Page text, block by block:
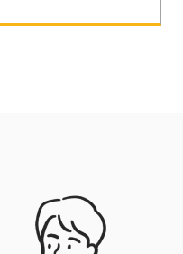
AI 工具的使用從單
資料比對、專案協作